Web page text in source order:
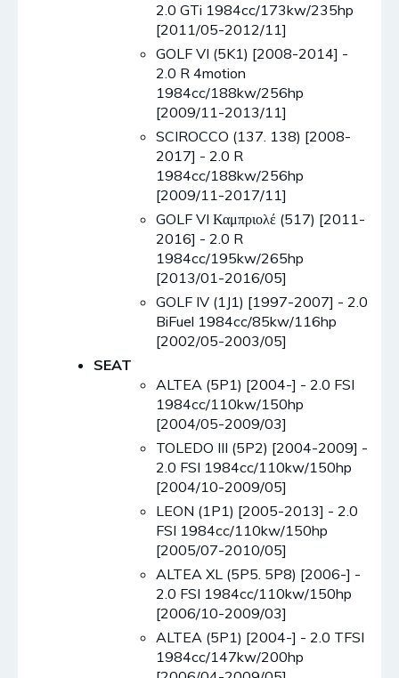
2.0 GTi 1984cc/173kw/235hp
[2011/05-2012/11]
GOLF VI (5K1) [2008-2014] -
2.0 R 4motion
1984cc/188kw/256hp
[2009/11-2013/11]
SCIROCCO (137. 138) [2008-
2017] - 2.0 R
1984cc/188kw/256hp
[2009/11-2017/11]
GOLF VI Καμπριολέ (517) [2011-
2016] - 2.0 R
1984cc/195kw/265hp
[2013/01-2016/05]
GOLF IV (1J1) [1997-2007] - 2.0
BiFuel 1984cc/85kw/116hp
[2002/05-2003/05]
SEAT
ALTEA (5P1) [2004-] - 2.0 FSI
1984cc/110kw/150hp
[2004/05-2009/03]
TOLEDO III (5P2) [2004-2009] -
2.0 FSI 1984cc/110kw/150hp
[2004/10-2009/05]
LEON (1P1) [2005-2013] - 2.0
FSI 1984cc/110kw/150hp
[2005/07-2010/05]
ALTEA XL (5P5. 5P8) [2006-] -
2.0 FSI 1984cc/110kw/150hp
[2006/10-2009/03]
ALTEA (5P1) [2004-] - 2.0 TFSI
1984cc/147kw/200hp